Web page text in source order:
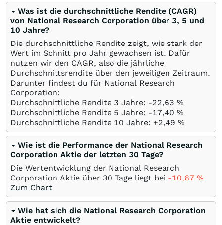
Was ist die durchschnittliche Rendite (CAGR)
von National Research Corporation über 3, 5 und
10 Jahre?
Die durchschnittliche Rendite zeigt, wie stark der
Wert im Schnitt pro Jahr gewachsen ist. Dafür
nutzen wir den CAGR, also die jährliche
Durchschnittsrendite über den jeweiligen Zeitraum.
Darunter findest du für National Research
Corporation:
Durchschnittliche Rendite 3 Jahre: -22,63 %
Durchschnittliche Rendite 5 Jahre: -17,40 %
Durchschnittliche Rendite 10 Jahre: +2,49 %
Wie ist die Performance der National Research
Corporation Aktie der letzten 30 Tage?
Die Wertentwicklung der National Research
Corporation Aktie über 30 Tage liegt bei -10,67 %.
Zum Chart
Wie hat sich die National Research Corporation
Aktie entwickelt?